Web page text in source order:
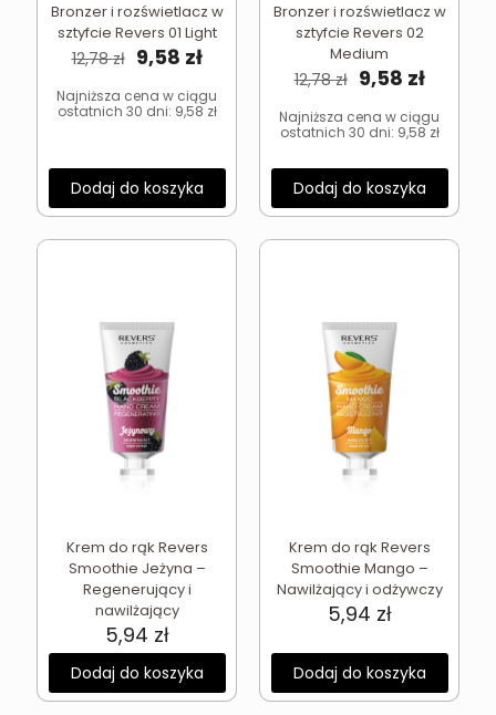
Bronzer i rozświetlacz w
sztyfcie Revers 01 Light
12,78zł Pierwotna
wynosiła:
12,78 zł.
9,58 złAktualna
wynosi:
9,58 zł.
Najniższa cena w ciągu
ostatnich 30 dni: 9,58 zł
Dodaj do koszyka
Bronzer i rozświetlacz w
sztyfcie Revers 02
Medium
12,78zł Pierwotna
wynosiła:
12,78 zł.
9,58 zł
wynosi:
9,58 zł.
Najniższa cena w ciągu
ostatnich 30 dni: 9,58 zł
Dodaj do koszyka
Krem do rąk Revers
Smoothie Jeżyna –
Regenerujący i
nawilżający
5,94 zł
Dodaj do koszyka
Krem do rąk Revers
Smoothie Mango –
Nawilżający i odżywczy
5,94 zł
Dodaj do koszyka